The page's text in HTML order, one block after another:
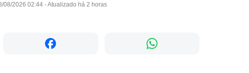
08/2026 02:44 - Atualizado há 2 horas